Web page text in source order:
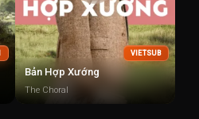
VIETSUB
Bản Hợp Xướng
The Choral